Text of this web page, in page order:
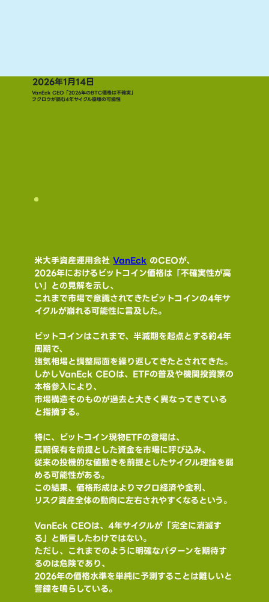
2026年1月14日
VanEck CEO「2026年のBTC価格は不確実」
フクロウが読む4年サイクル崩壊の可能性
米大手資産運用会社 VanEck のCEOが、
2026年におけるビットコイン価格は「不確実性が高
い」との見解を示し、
これまで市場で意識されてきたビットコインの4年サ
イクルが崩れる可能性に言及した。
ビットコインはこれまで、半減期を起点とする約4年
周期で、
強気相場と調整局面を繰り返してきたとされてきた。
しかしVanEck CEOは、ETFの普及や機関投資家の
本格参入により、
市場構造そのものが過去と大きく異なってきている
と指摘する。
特に、ビットコイン現物ETFの登場は、
長期保有を前提とした資金を市場に呼び込み、
従来の投機的な値動きを前提としたサイクル理論を弱
める可能性がある。
この結果、価格形成はよりマクロ経済や金利、
リスク資産全体の動向に左右されやすくなるという。
VanEck CEOは、4年サイクルが「完全に消滅す
る」と断言したわけではない。
ただし、これまでのように明確なパターンを期待す
るのは危険であり、
2026年の価格水準を単純に予測することは難しいと
警鐘を鳴らしている。